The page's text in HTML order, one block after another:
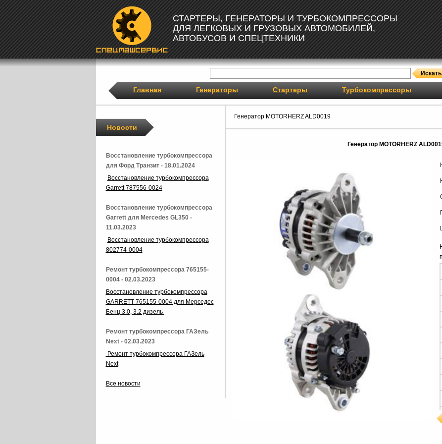
СТАРТЕРЫ, ГЕНЕРАТОРЫ И ТУРБОКОМПРЕССОРЫ
ДЛЯ ЛЕГКОВЫХ И ГРУЗОВЫХ АВТОМОБИЛЕЙ,
АВТОБУСОВ И СПЕЦТЕХНИКИ
Главная Генераторы Стартеры Турбокомпрессоры
Генератор MOTORHERZ ALD0019
Генератор MOTORHERZ
Новости
Восстановление турбокомпрессора
для Форд Транзит - 18.01.2024
Восстановление турбокомпрессора
Garrett 787556-0024
Восстановление турбокомпрессора
Garrett для Mercedes GL350 -
11.03.2023
Восстановление турбокомпрессора
802774-0004
Ремонт турбокомпрессора 765155-
0004 - 02.03.2023
Восстановление турбокомпрессора
GARRETT 765155-0004 для Мерседес
Бенц 3.0, 3.2 дизель
Ремонт турбокомпрессора ГАЗель
Next - 02.03.2023
Ремонт турбокомпрессора ГАЗель
Next
Все новости